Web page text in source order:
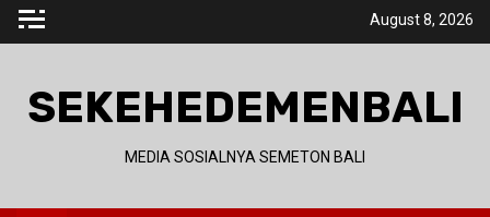
Skip
August 8, 2026
SEKEHEDEMENBALI
MEDIA SOSIALNYA SEMETON BALI